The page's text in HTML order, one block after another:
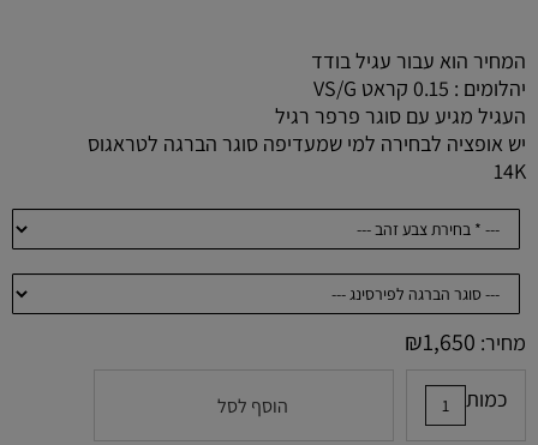
המחיר הוא עבור עגיל בודד
יהלומים : 0.15 קראט VS/G
העגיל מגיע עם סוגר פרפר רגיל
יש אופציה לבחירה למי שמעדיפה סוגר הברגה לטראגוס
14K
מחיר: ₪1,650
כמות הוסף לסל